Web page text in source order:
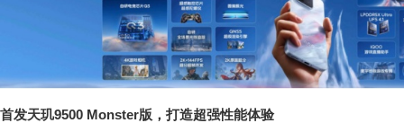
首发天玑9500 Monster版，打造超强性能体验